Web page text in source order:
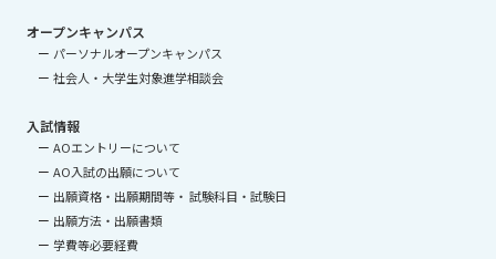
オープンキャンパス
パーソナルオープンキャンパス
社会人・大学生対象進学相談会
入試情報
AOエントリーについて
AO入試の出願について
出願資格・出願期間等・ 試験科目・試験日
出願方法・出願書類
学費等必要経費